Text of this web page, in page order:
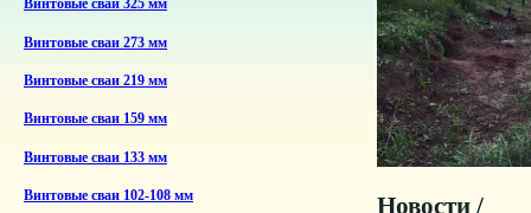
Винтовые сваи 325 мм
Винтовые сваи 273 мм
Винтовые сваи 219 мм
Винтовые сваи 159 мм
Винтовые сваи 133 мм
Винтовые сваи 102-108 мм Новости /